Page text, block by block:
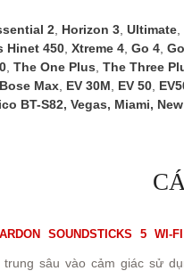
2 Horizon 3 Ultimate
Hinet 450 Xtreme 4 Go 4
The One Plus The Three
Bose Max EV 30M EV 50
BT-S82, Vegas, Miami,
SOUNDSTICKS 5 WI-
sâu vào cảm giác sử